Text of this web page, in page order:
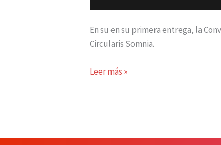
En su en su primera entrega, la
Circularis Somnia.
Leer más »